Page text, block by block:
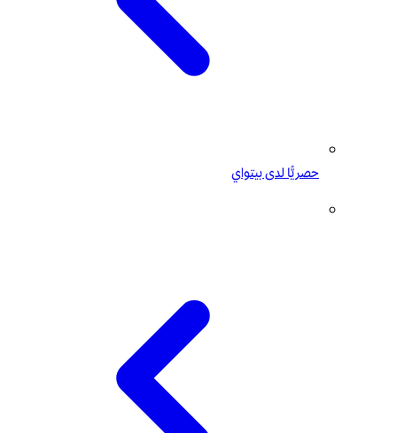
حصريًّا لدى بيتواي